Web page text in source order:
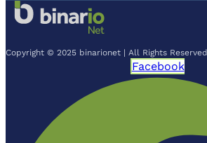
Copyright © 2025 binarionet | All Rights Reserved
Facebook